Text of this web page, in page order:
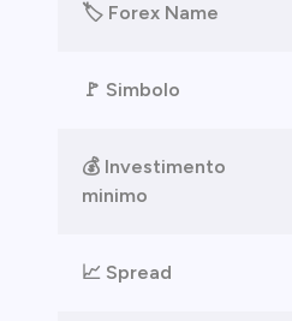
🏷️ Forex Name
🚩 Simbolo
💰 Investimento
minimo
📈 Spread